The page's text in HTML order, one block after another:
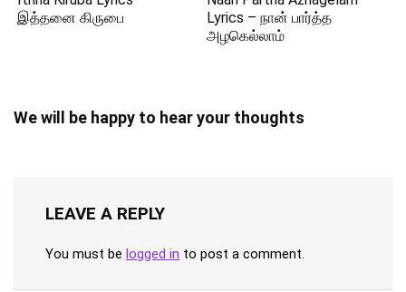
இத்தனை கிருபை
Lyrics – நான் பார்த்த
அழகெல்லாம்
We will be happy to hear your thoughts
LEAVE A REPLY
You must be logged in to post a comment.